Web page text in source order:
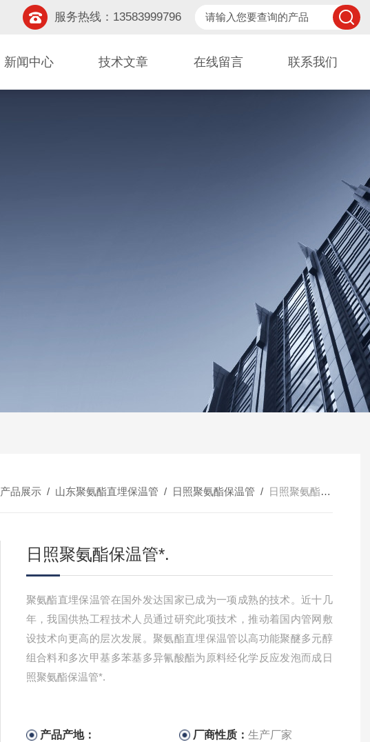
服务热线：13583999796
新闻中心 技术文章 在线留言 联系我们
产品展示/ 山东聚氨酯直埋保温管 / 日照聚氨酯保温管 / 日照聚氨酯保温管*.
日照聚氨酯保温管*.
聚氨酯直埋保温管在国外发达国家已成为一项成熟的技术。近十几
年，我国供热工程技术人员通过研究此项技术，推动着国内管网敷
设技术向更高的层次发展。聚氨酯直埋保温管以高功能聚醚多元醇
组合料和多次甲基多苯基多异氰酸酯为原料经化学反应发泡而成日
照聚氨酯保温管*.
产品产地： 厂商性质：生产厂家